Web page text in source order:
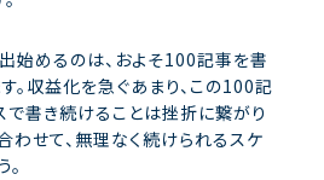
始めるのは、およそ100記事を書
。収益化を急ぐあまり、この100記
書き続けることは挫折に繋がり
わせて、無理なく続けられるスケ